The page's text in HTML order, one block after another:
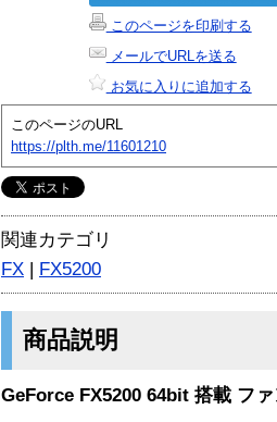
このページを印刷する
メールでURLを送る
お気に入りに追加する
このページのURL
https://plth.me/11601210
関連カテゴリ
FX | FX5200
商品説明
GeForce FX5200 64bit 搭載 フ